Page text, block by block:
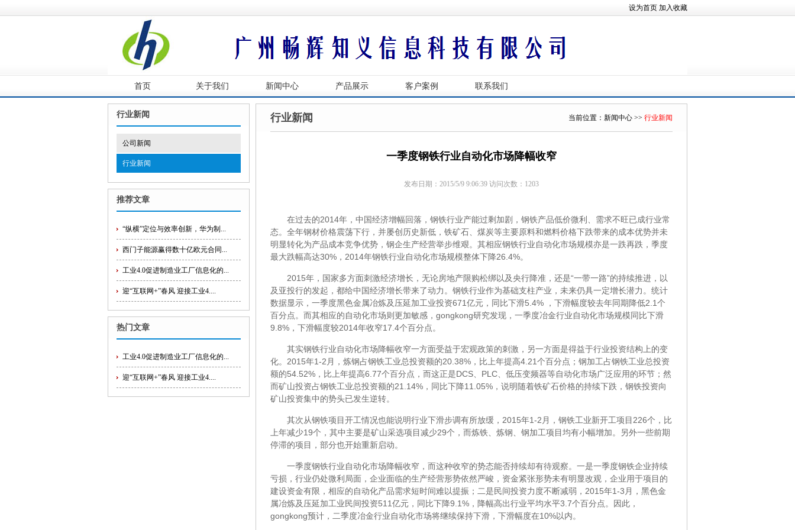
设为首页 加入收藏
首页 关于我们 新闻中心 产品展示 客户案例 联系我们
行业新闻
公司新闻
行业新闻
推荐文章
“纵横”定位与效率创新，华为制...
西门子能源赢得数十亿欧元合同...
工业4.0促进制造业工厂信息化的...
迎“互联网+”春风 迎接工业4....
热门文章
工业4.0促进制造业工厂信息化的...
迎“互联网+”春风 迎接工业4....
当前位置： 新闻中心 >> 行业新闻
行业新闻
一季度钢铁行业自动化市场降幅收窄
发布日期：2015/5/9 9:06:39 访问次数：1203
在过去的2014年，中国经济增幅回落，钢铁行业产能过剩加剧，钢铁产品低价微利、需求不旺已成行业常
态。全年钢材价格震荡下行，并屡创历史新低，铁矿石、煤炭等主要原料和燃料价格下跌带来的成本优势并未
明显转化为产品成本竞争优势，钢企生产经营举步维艰。其相应钢铁行业自动化市场规模亦是一跌再跌，季度
最大跌幅高达30%，2014年钢铁行业自动化市场规模整体下降26.4%。
2015年，国家多方面刺激经济增长，无论房地产限购松绑以及央行降准，还是“一带一路”的持续推进，以
及亚投行的发起，都给中国经济增长带来了动力。钢铁行业作为基础支柱产业，未来仍具一定增长潜力。统计
数据显示，一季度黑色金属冶炼及压延加工业投资671亿元，同比下滑5.4% ，下滑幅度较去年同期降低2.1个
百分点。而其相应的自动化市场则更加敏感，gongkong研究发现，一季度冶金行业自动化市场规模同比下滑
9.8%，下滑幅度较2014年收窄17.4个百分点。
其实钢铁行业自动化市场降幅收窄一方面受益于宏观政策的刺激，另一方面是得益于行业投资结构上的变
化。2015年1-2月，炼钢占钢铁工业总投资额的20.38%，比上年提高4.21个百分点；钢加工占钢铁工业总投资
额的54.52%，比上年提高6.77个百分点，而这正是DCS、PLC、低压变频器等自动化市场广泛应用的环节；然
而矿山投资占钢铁工业总投资额的21.14%，同比下降11.05%，说明随着铁矿石价格的持续下跌，钢铁投资向
矿山投资集中的势头已发生逆转。
其次从钢铁项目开工情况也能说明行业下滑步调有所放缓，2015年1-2月，钢铁工业新开工项目226个，比
上年减少19个，其中主要是矿山采选项目减少29个，而炼铁、炼钢、钢加工项目均有小幅增加。另外一些前期
停滞的项目，部分也开始重新启动。
一季度钢铁行业自动化市场降幅收窄，而这种收窄的势态能否持续却有待观察。一是一季度钢铁企业持续
亏损，行业仍处微利局面，企业面临的生产经营形势依然严峻，资金紧张形势未有明显改观，企业用于项目的
建设资金有限，相应的自动化产品需求短时间难以提振；二是民间投资力度不断减弱，2015年1-3月，黑色金
属冶炼及压延加工业民间投资511亿元，同比下降9.1%，降幅高出行业平均水平3.7个百分点。因此，
gongkong预计，二季度冶金行业自动化市场将继续保持下滑，下滑幅度在10%以内。